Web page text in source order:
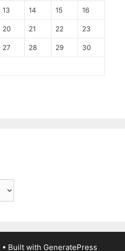
13 14 15 16
20 21 22 23
27 28 29 30
• Built with GeneratePress